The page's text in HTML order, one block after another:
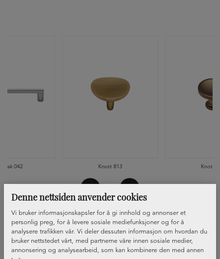
Denne nettsiden anvender cookies
Vi bruker informasjonskapsler for å gi innhold og annonser et
personlig preg, for å levere sosiale mediefunksjoner og for å
analysere trafikken vår. Vi deler dessuten informasjon om hvordan du
bruker nettstedet vårt, med partnerne våre innen sosiale medier,
annonsering og analysearbeid, som kan kombinere den med annen
042 Knott 813 Knott